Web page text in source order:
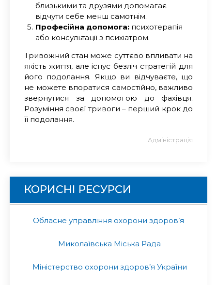
близькими та друзями допомагає
відчути себе менш самотнім.
Професійна допомога: психотерапія
або консультації з психіатром.
Тривожний стан може суттєво впливати на
якість життя, але існує безліч стратегій для
його подолання. Якщо ви відчуваєте, що
не можете впоратися самостійно, важливо
звернутися за допомогою до фахівця.
Розуміння своєї тривоги – перший крок до
її подолання.
Адміністрація
КОРИСНІ РЕСУРСИ
Обласне управління охорони здоров’я
Миколаївська Міська Рада
Міністерство охорони здоров’я України